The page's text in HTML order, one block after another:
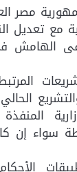
مصر
مع تعديل
الهامش
سواء إن